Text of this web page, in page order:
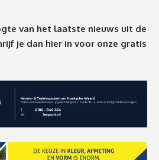
van het laatste nieuws uit de
je dan hier in voor onze gratis